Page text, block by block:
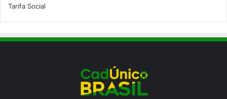
Tarifa Social